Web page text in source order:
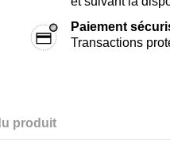
Paiement
Transactions
produit